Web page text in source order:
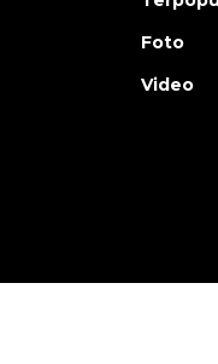
Foto
Video